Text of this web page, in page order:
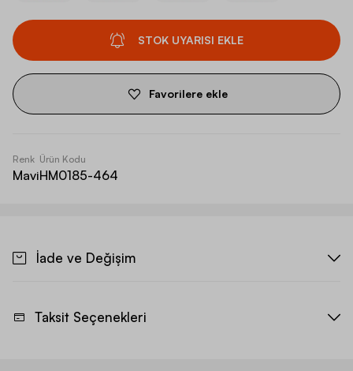
STOK UYARISI EKLE
Favorilere ekle
Renk
Mavi
Ürün Kodu
HM0185-464
İade ve Değişim
Taksit Seçenekleri